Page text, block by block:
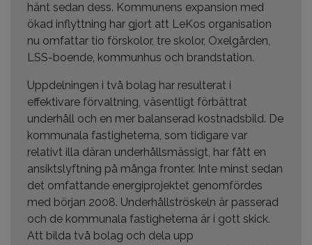
hänt sedan dess. Kommunens expansion med
ökad inflyttning har gjort att LeKos organisation
nu omfattar tio förskolor, tre skolor, Oxelgården,
LSS-boende, kommunhus och brandstation.
Uppdelningen i två bolag har resulterat i
effektivare förvaltning, väsentligt förbättrat
underhåll och en mer balanserad kostnadsbild. De
kommunala fastigheterna, som tidigare var
relativt illa däran underhållsmässigt, har fått en
ansiktslyftning på många fronter. Inte minst sedan
det omfattande energiprojektet genomfördes
med början 2008. Underhållströskeln är passerad
och de kommunala fastigheterna är i gott skick.
Att bilda två bolag och dela upp